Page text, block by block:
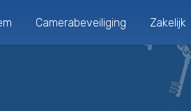
Camerabeveiliging Zakelijk